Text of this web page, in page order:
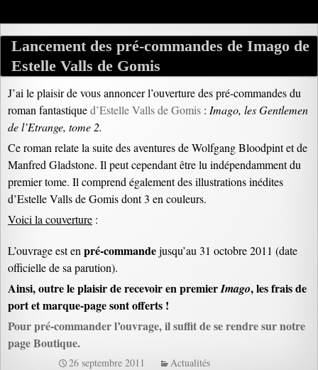
Lancement des pré-commandes de Imago de
Estelle Valls de Gomis
J’ai le plaisir de vous annoncer l’ouverture des pré-commandes du
roman fantastiqued’Estelle Valls de Gomis : Imago, les Gentlemen
de l’Etrange, tome 2.
Ce roman relate la suite des aventures de Wolfgang Bloodpint et de
Manfred Gladstone. Il peut cependant être lu indépendamment du
premier tome. Il comprend également des illustrations inédites
d’Estelle Valls de Gomis dont 3 en couleurs.
Voici la couverture :
L’ouvrage est en pré-commandejusqu’au 31 octobre 2011 (date
officielle de sa parution).
Ainsi, outre le plaisir de recevoir en premierImago, les frais de
port et marque-page sont offerts !
Pour pré-commander l’ouvrage, il suffit de se rendre sur notre
page Boutique.
26 septembre 2011 Actualités